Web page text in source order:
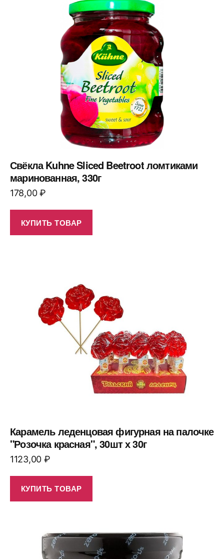
Свёкла Kuhne Sliced Beetroot ломтиками
маринованная, 330г
178,00₽
КУПИТЬ ТОВАР
Карамель леденцовая фигурная на палочке
"Розочка красная", 30шт х 30г
1123,00 ₽
КУПИТЬ ТОВАР